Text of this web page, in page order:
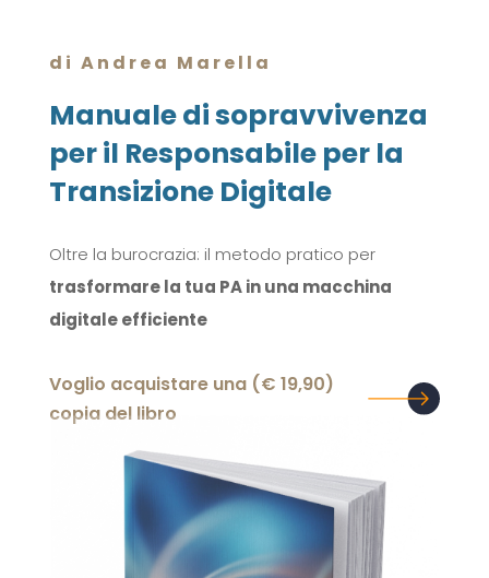
di Andrea Marella
Manuale di sopravvivenza
per il Responsabile per la
Transizione Digitale
Oltre la burocrazia: il metodo pratico per
trasformare la tua PA in una macchina
digitale efficiente
(19,90 €) Voglio acquistare una
copia del libro